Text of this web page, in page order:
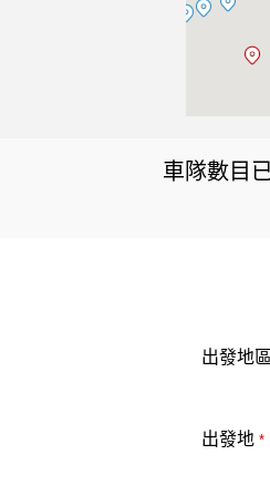
車隊數目
出發地
出發地 *